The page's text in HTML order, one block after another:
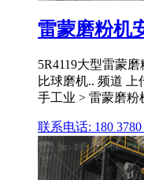
雷蒙磨粉机
5R4119大型雷蒙
比球磨机.. 频道 上
手工业 > 雷蒙磨粉
联系电话: 180 3780